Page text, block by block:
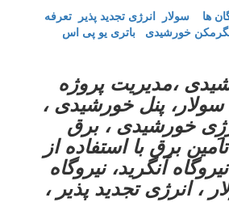
سولار انرژی تجدید پذیر تعرفه
خورشیدی
باتری یو پی اس
،مدیریت پروژه
پنل خورشیدی ،
خورشیدی ، برق
برق با استفاده از
آنگرید، نیروگاه
، انرژی تجدید پذیر ،